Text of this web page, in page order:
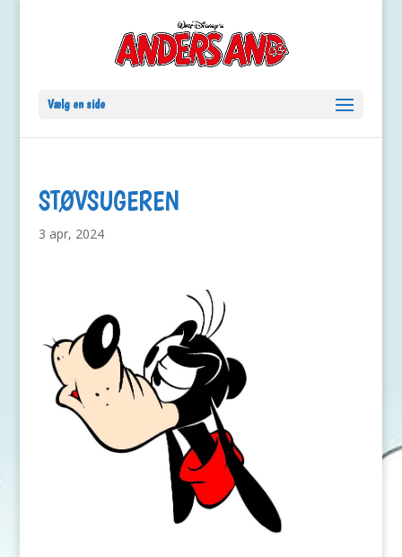
Vælg en side
STØVSUGEREN
3 apr, 2024